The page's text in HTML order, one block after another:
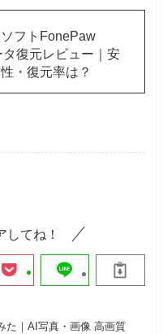
フトFonePaw
復元レビュー｜安
・復元率は？
してね！
た｜AI写真・画像 高画質